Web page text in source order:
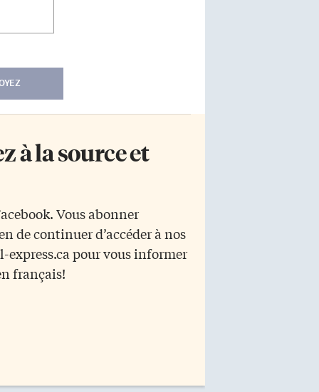
à la source et
Vous abonner
de continuer d’accéder à nos
express.ca pour vous informer
français!